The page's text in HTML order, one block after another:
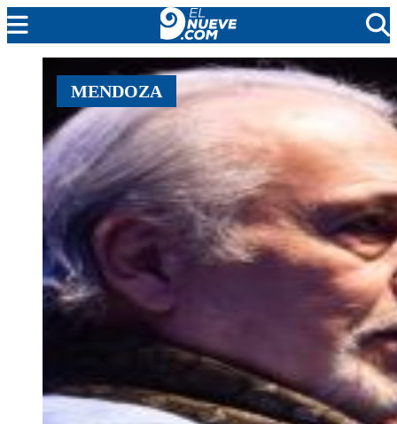
MENDOZA
CADA DÍA
ARGENTINA
NOTICIERO 9
PROTAGONISTAS
EL NUEVE STREAMS
PROGRAMACIÓN
EN VIVO
MENDOZA